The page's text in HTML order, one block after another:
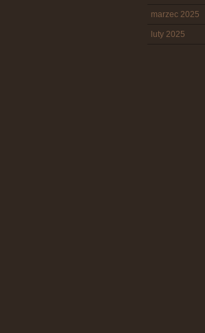
marzec 2025
luty 2025